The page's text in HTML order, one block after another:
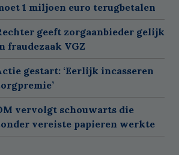
1 miljoen euro terugbetalen
geeft zorgaanbieder gelijk
fraudezaak VGZ
gestart: ‘Eerlijk incasseren
vervolgt schouwarts die
vereiste papieren werkte